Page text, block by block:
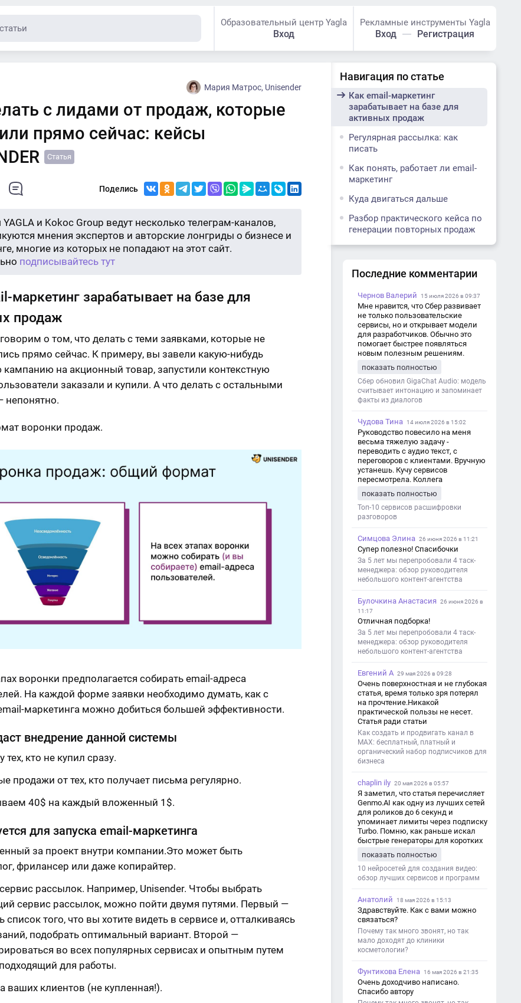
Образовательный центр Yagla
Вход
Рекламные инструменты Yagla
Вход Регистрация
Навигация по статье
Как email-маркетинг
зарабатывает на базе для
активных продаж
Регулярная рассылка: как
писать
Как понять, работает ли email-
маркетинг
Куда двигаться дальше
Разбор практического кейса по
генерации повторных продаж
Мария Матрос, Unisender
с лидами от продаж, которые
прямо сейчас: кейсы
Статья
Поделись
и Kokoc Group ведут несколько телеграм-каналов,
мнения экспертов и авторские лонгриды о бизнесе и
многие из которых не попадают на этот сайт.
подписывайтесь тут
маркетинг зарабатывает на базе для
продаж
о том, что делать с теми заявками, которые не
прямо сейчас. К примеру, вы завели какую-нибудь
на акционный товар, запустили контекстную
заказали и купили. А что делать с остальными
непонятно.
воронки продаж.
воронки предполагается собирать email-адреса
На каждой форме заявки необходимо думать, как с
маркетинга можно добиться большей эффективности.
внедрение данной системы
тех, кто не купил сразу.
продажи от тех, кто получает письма регулярно.
40$ на каждый вложенный 1$.
для запуска email-маркетинга
за проект внутри компании.Это может быть
фрилансер или даже копирайтер.
рассылок. Например, Unisender. Чтобы выбрать
сервис рассылок, можно пойти двумя путями. Первый —
список того, что вы хотите видеть в сервисе и, отталкиваясь
подобрать оптимальный вариант. Второй —
во всех популярных сервисах и опытным путем
для работы.
ваших клиентов (не купленная!).
Последние комментарии
Чернов Валерий 15 июля 2026 в 09:37
Мне нравится, что Сбер развивает
не только пользовательские
сервисы, но и открывает модели
для разработчиков. Обычно это
помогает быстрее появляться
новым полезным решениям.
показать полностью
Сбер обновил GigaChat Audio: модель
считывает интонацию и запоминает
факты из диалогов
Чудова Тина 14 июля 2026 в 15:02
Руководство повесило на меня
весьма тяжелую задачу -
переводить с аудио текст, с
переговоров с клиентами. Вручную
устанешь. Кучу сервисов
пересмотрела. Коллега
хорошо переводит. Мало
редактировать по итогу. Советую.
показать полностью
Топ-10 сервисов расшифровки
разговоров
Симцова Элина 26 июня 2026 в 11:21
Супер полезно! Спасибочки
За 5 лет мы перепробовали 4 таск-
менеджера: обзор руководителя
небольшого контент-агентства
Булочкина Анастасия
26 июня 2026 в
11:17
Отличная подборка!
За 5 лет мы перепробовали 4 таск-
менеджера: обзор руководителя
небольшого контент-агентства
Евгений А 29 мая 2026 в 09:28
Очень поверхностная и не глубокая
статья, время только зря потерял
на прочтение.Никакой
практической пользы не несет.
Статья ради статьи
Как создать и продвигать канал в
MAX: бесплатный, платный и
органический набор подписчиков для
бизнеса
chaplin ily 20 мая 2026 в 05:57
Я заметил, что статья перечисляет
Genmo.AI как одну из лучших сетей
для роликов до 6 секунд и
упоминает лимиты через подписку
Turbo. Помню, как раньше искал
быстрые генераторы для коротких
такой обзор именно с акцентом на
ограничения и подпись. Image V2
показать полностью
10 нейросетей для создания видео:
обзор лучших сервисов и программ
Анатолий 18 мая 2026 в 15:13
Здравствуйте. Как с вами можно
связаться?
Почему так много звонят, но так
мало доходят до клиники
косметологии?
Фунтикова Елена 16 мая 2026 в 21:35
Очень доходчиво написано.
Спасибо автору